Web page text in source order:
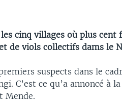
cinq villages où plus cent
de viols collectifs dams le
suspects dans le
C’est ce qu’a annoncé à
Mende.